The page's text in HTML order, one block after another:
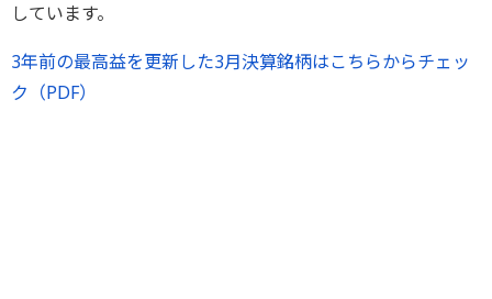
しています。
3年前の最高益を更新した3月決算銘柄はこちらからチェッ
ク（PDF）